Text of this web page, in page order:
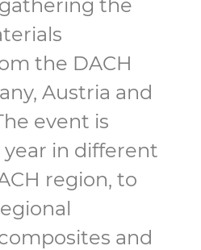
the
the DACH
Austria and
event is
in different
region, to
and